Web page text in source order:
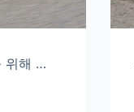
위해 …